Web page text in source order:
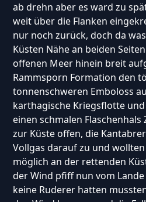
ab drehn aber es ward zu
weit über die Flanken
nur noch zurück, doch da
Küsten Nähe an beiden
offenen Meer hinein breit
Rammsporn Formation den
tonnenschweren Emboloss
karthagische Kriegsflotte
einen schmalen
zur Küste offen, die
Vollgas darauf zu und
möglich an der rettenden
der Wind pfiff nun vom
keine Ruderer hatten